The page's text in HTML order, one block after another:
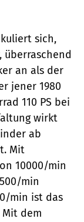
sich,
überraschend
an als der
jener 1980
110 PS bei
wirkt
ab
Mit
10000/min
min
min ist das
dem